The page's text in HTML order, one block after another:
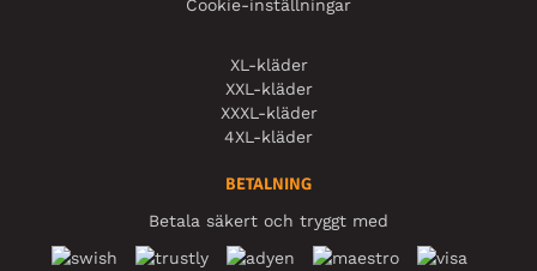
Cookie-inställningar
XL-kläder
XXL-kläder
XXXL-kläder
4XL-kläder
BETALNING
Betala säkert och tryggt med